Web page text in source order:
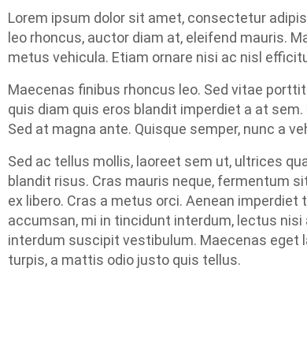
Lorem ipsum dolor sit amet, consectetur
leo rhoncus, auctor diam at, eleifend mauris.
metus vehicula. Etiam ornare nisi ac nisl
Maecenas finibus rhoncus leo. Sed vitae
quis diam quis eros blandit imperdiet a at
Sed at magna ante. Quisque semper, nunc a
Sed ac tellus mollis, laoreet sem ut, ultrices
blandit risus. Cras mauris neque, fermentum
ex libero. Cras a metus orci. Aenean
accumsan, mi in tincidunt interdum, lectus
interdum suscipit vestibulum. Maecenas eget
turpis, a mattis odio justo quis tellus.